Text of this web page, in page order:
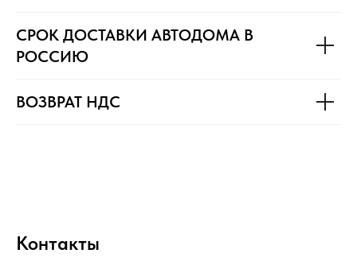
СРОК ДОСТАВКИ АВТОДОМА В
РОССИЮ
ВОЗВРАТ НДС
Контакты